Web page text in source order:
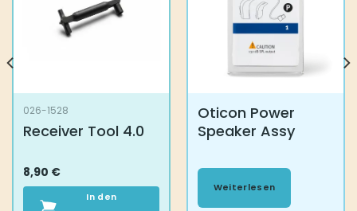
026-1528
Receiver Tool 4.0
8,90 €
In den
Oticon Power
Speaker Assy
Weiterlesen